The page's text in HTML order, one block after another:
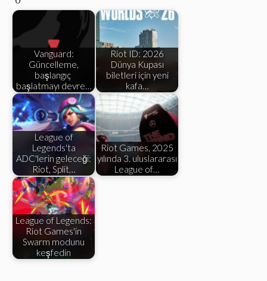
Vanguard:
Güncelleme,
başlangıç ​​
başlatmayı devre…
Riot ID: 2026
Dünya Kupası
biletleri için yeni
kafa…
League of
Legends'ta
ADC'lerin geleceği:
Riot, Split…
Riot Games, 2025
yılında 3. uluslararası
League of…
League of Legends:
Riot Games'in
Swarm modunu
keşfedin